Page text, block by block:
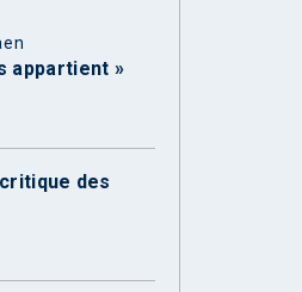
appartient »
des